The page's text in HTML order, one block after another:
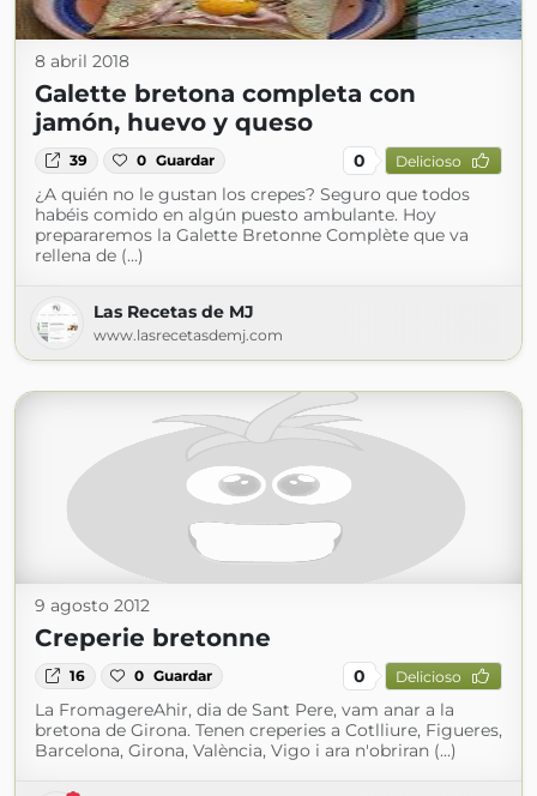
8 abril 2018
Galette bretona completa con
jamón, huevo y queso
39 0 Guardar 0 Delicioso
¿A quién no le gustan los crepes? Seguro que todos
habéis comido en algún puesto ambulante. Hoy
prepararemos la Galette Bretonne Complète que va
rellena de (...)
Las Recetas de MJ
www.lasrecetasdemj.com
9 agosto 2012
Creperie bretonne
16 0 Guardar 0 Delicioso
La FromagereAhir, dia de Sant Pere, vam anar a la
bretona de Girona. Tenen creperies a Cotlliure, Figueres,
Barcelona, Girona, València, Vigo i ara n'obriran (...)